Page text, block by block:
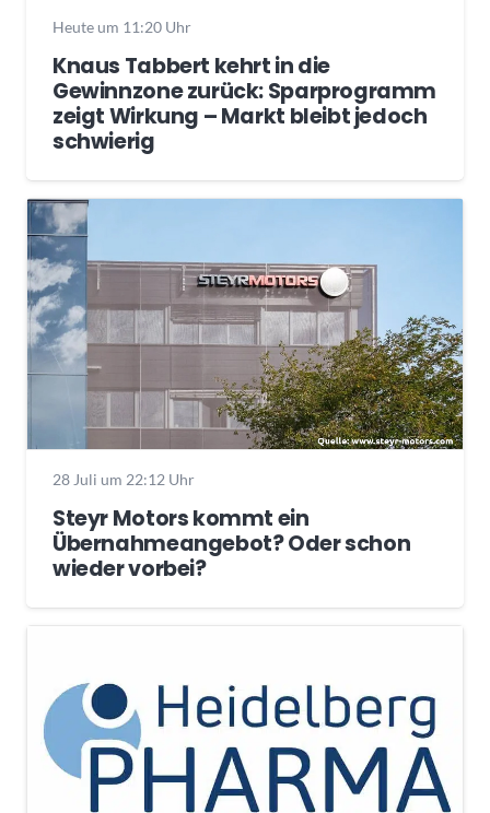
Heute um 11:20 Uhr
Knaus Tabbert kehrt in die
Gewinnzone zurück: Sparprogramm
zeigt Wirkung – Markt bleibt jedoch
schwierig
28 Juli um 22:12 Uhr
Steyr Motors kommt ein
Übernahmeangebot? Oder schon
wieder vorbei?